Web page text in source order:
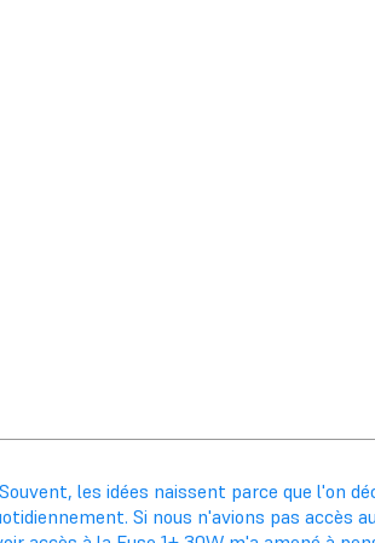
les idées naissent parce que l'on
Si nous n'avions pas accès